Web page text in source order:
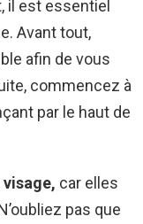
il est essentiel
Avant tout,
afin de vous
commencez à
par le haut de
car elles
pas que